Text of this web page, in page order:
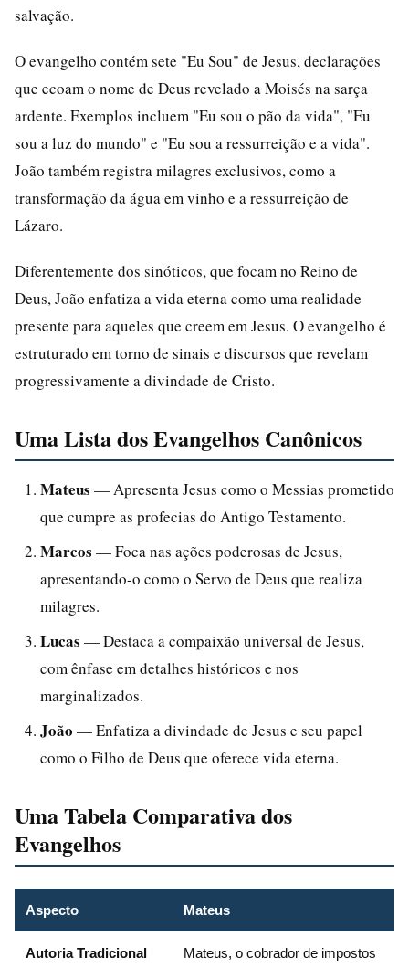
salvação.
O evangelho contém sete "Eu Sou" de Jesus, declarações
que ecoam o nome de Deus revelado a Moisés na sarça
ardente. Exemplos incluem "Eu sou o pão da vida", "Eu
sou a luz do mundo" e "Eu sou a ressurreição e a vida".
João também registra milagres exclusivos, como a
transformação da água em vinho e a ressurreição de
Lázaro.
Diferentemente dos sinóticos, que focam no Reino de
Deus, João enfatiza a vida eterna como uma realidade
presente para aqueles que creem em Jesus. O evangelho é
estruturado em torno de sinais e discursos que revelam
progressivamente a divindade de Cristo.
Uma Lista dos Evangelhos Canônicos
Mateus — Apresenta Jesus como o Messias prometido
que cumpre as profecias do Antigo Testamento.
Marcos — Foca nas ações poderosas de Jesus,
apresentando-o como o Servo de Deus que realiza
milagres.
Lucas — Destaca a compaixão universal de Jesus,
com ênfase em detalhes históricos e nos
marginalizados.
João — Enfatiza a divindade de Jesus e seu papel
como o Filho de Deus que oferece vida eterna.
Uma Tabela Comparativa dos
Evangelhos
Aspecto Mateus
Autoria Tradicional Mateus, o cobrador de impostos